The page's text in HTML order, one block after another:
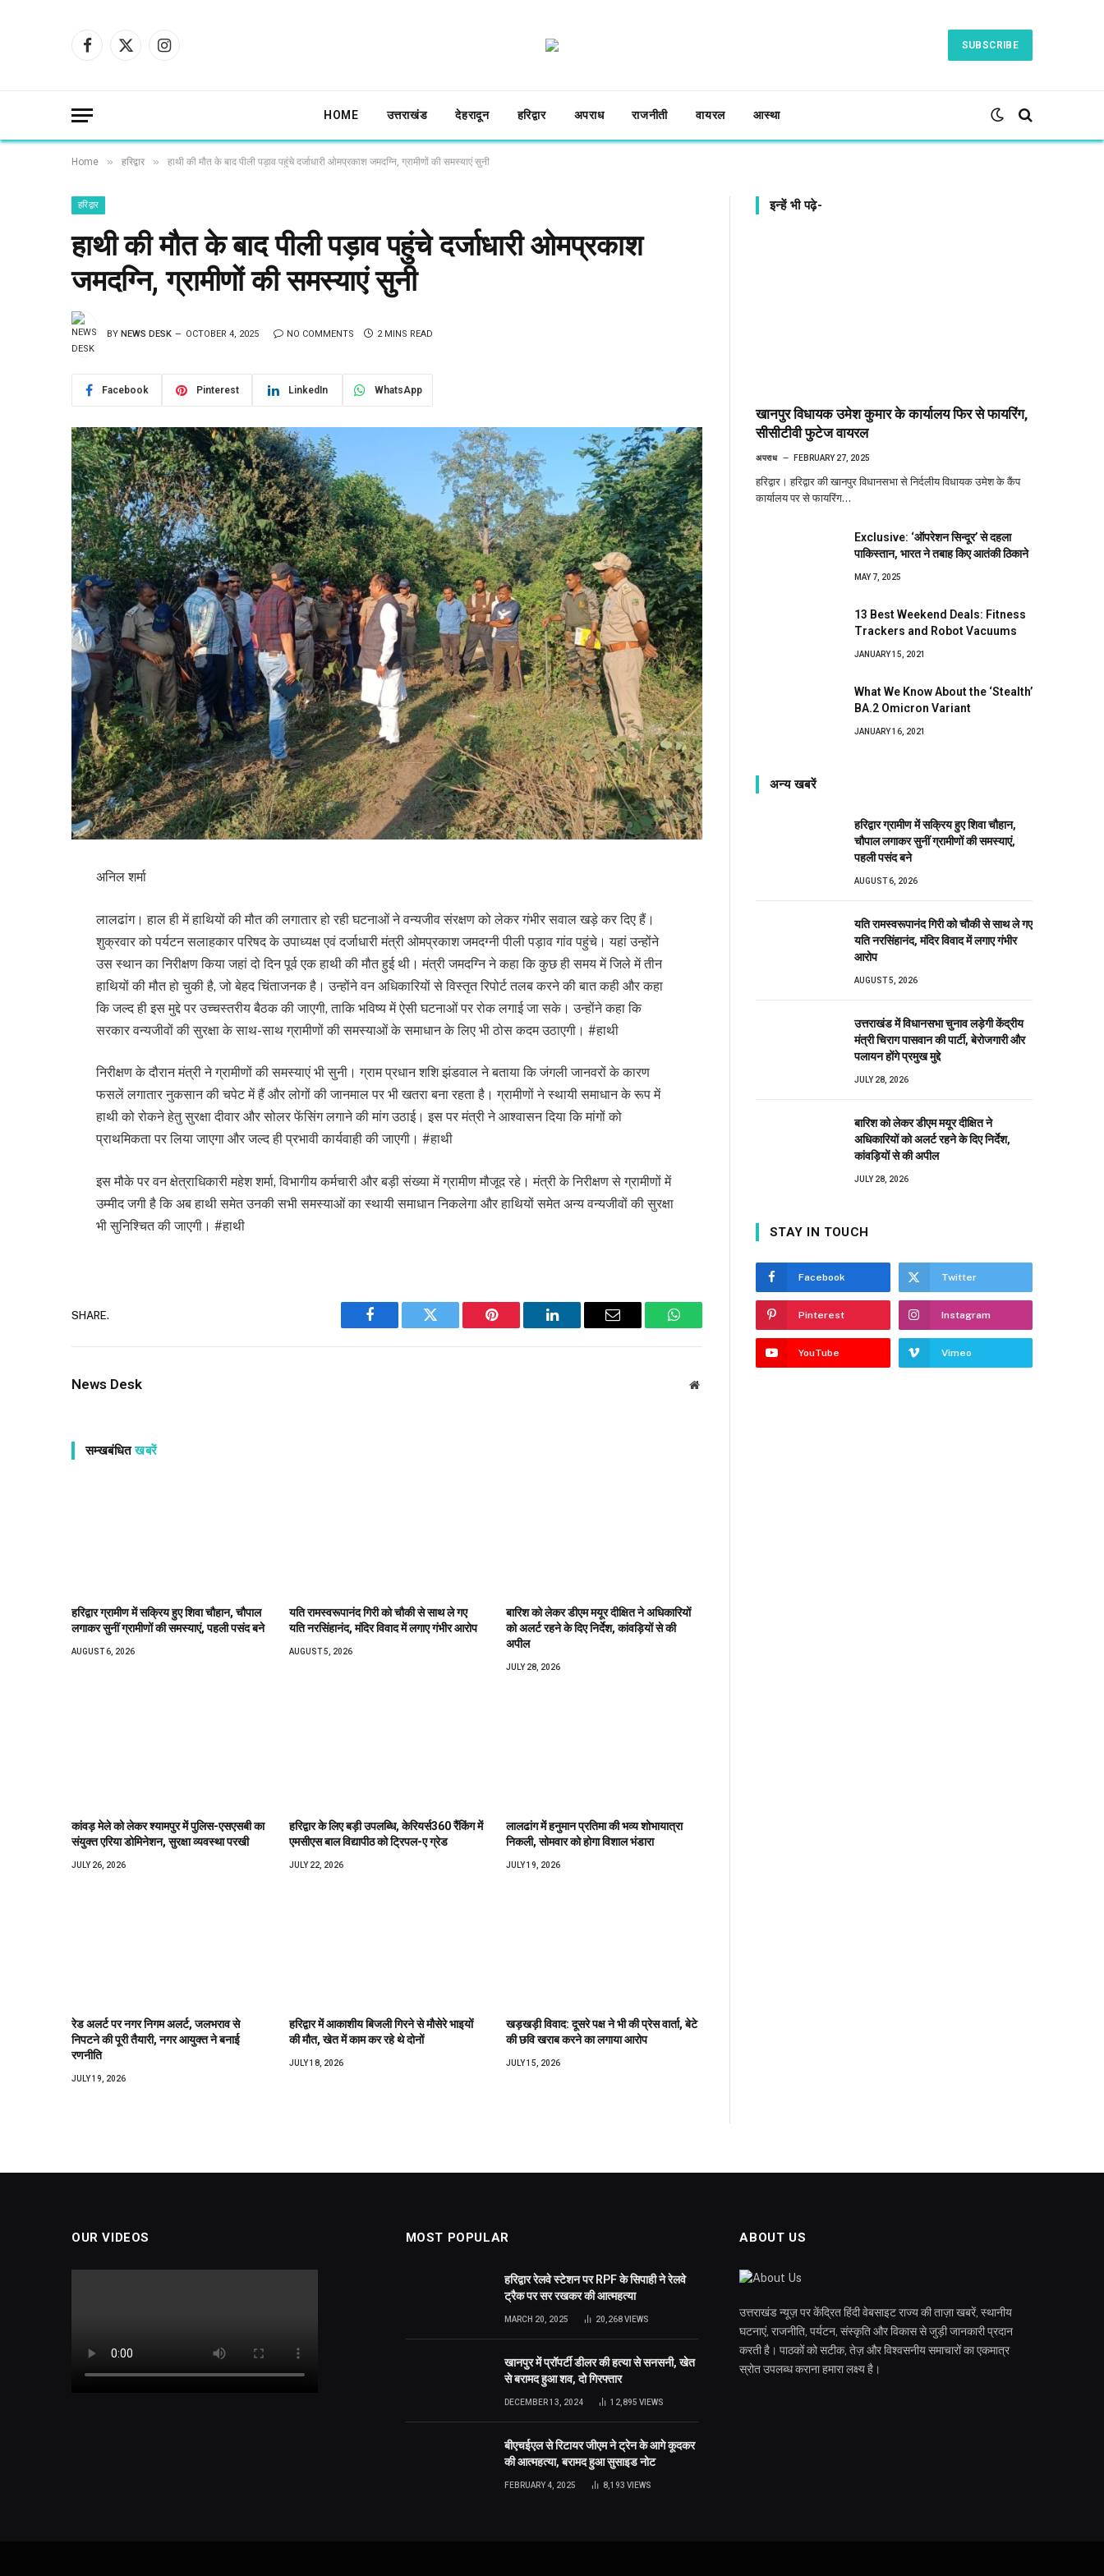
Facebook
X
Instagram
SUBSCRIBE
HOME उत्तराखंड देहरादून हरिद्वार अपराध राजनीती वायरल आस्था
Home » हरिद्वार » हाथी की मौत के बाद पीली पड़ाव पहुंचे दर्जाधारी ओमप्रकाश जमदग्नि, ग्रामीणों की समस्याएं सुनी
हरिद्वार
हाथी की मौत के बाद पीली पड़ाव पहुंचे दर्जाधारी ओमप्रकाश
जमदग्नि, ग्रामीणों की समस्याएं सुनी
BY NEWS DESK OCTOBER 4, 2025 NO COMMENTS 2 MINS READ
Facebook Pinterest LinkedIn WhatsApp
अनिल शर्मा
लालढांग। हाल ही में हाथियों की मौत की लगातार हो रही घटनाओं ने वन्यजीव संरक्षण को लेकर गंभीर सवाल खड़े कर दिए हैं।
शुक्रवार को पर्यटन सलाहकार परिषद के उपाध्यक्ष एवं दर्जाधारी मंत्री ओमप्रकाश जमदग्नी पीली पड़ाव गांव पहुंचे। यहां उन्होंने
उस स्थान का निरीक्षण किया जहां दो दिन पूर्व एक हाथी की मौत हुई थी। मंत्री जमदग्नि ने कहा कि कुछ ही समय में जिले में तीन
हाथियों की मौत हो चुकी है, जो बेहद चिंताजनक है। उन्होंने वन अधिकारियों से विस्तृत रिपोर्ट तलब करने की बात कही और कहा
कि जल्द ही इस मुद्दे पर उच्चस्तरीय बैठक की जाएगी, ताकि भविष्य में ऐसी घटनाओं पर रोक लगाई जा सके। उन्होंने कहा कि
सरकार वन्यजीवों की सुरक्षा के साथ-साथ ग्रामीणों की समस्याओं के समाधान के लिए भी ठोस कदम उठाएगी। #हाथी
निरीक्षण के दौरान मंत्री ने ग्रामीणों की समस्याएं भी सुनी। ग्राम प्रधान शशि झंडवाल ने बताया कि जंगली जानवरों के कारण
फसलें लगातार नुकसान की चपेट में हैं और लोगों की जानमाल पर भी खतरा बना रहता है। ग्रामीणों ने स्थायी समाधान के रूप में
हाथी को रोकने हेतु सुरक्षा दीवार और सोलर फेंसिंग लगाने की मांग उठाई। इस पर मंत्री ने आश्वासन दिया कि मांगों को
प्राथमिकता पर लिया जाएगा और जल्द ही प्रभावी कार्यवाही की जाएगी। #हाथी
इस मौके पर वन क्षेत्राधिकारी महेश शर्मा, विभागीय कर्मचारी और बड़ी संख्या में ग्रामीण मौजूद रहे। मंत्री के निरीक्षण से ग्रामीणों में
उम्मीद जगी है कि अब हाथी समेत उनकी सभी समस्याओं का स्थायी समाधान निकलेगा और हाथियों समेत अन्य वन्यजीवों की सुरक्षा
भी सुनिश्चित की जाएगी। #हाथी
SHARE.
Facebook Twitter Pinterest LinkedIn Email WhatsApp
News Desk Website
सम्खबंधितखबरें
हरिद्वार ग्रामीण में सक्रिय हुए शिवा चौहान, चौपाल
लगाकर सुनीं ग्रामीणों की समस्याएं, पहली पसंद बने
AUGUST 6, 2026
यति रामस्वरूपानंद गिरी को चौकी से साथ ले गए
यति नरसिंहानंद, मंदिर विवाद में लगाए गंभीर आरोप
AUGUST 5, 2026
बारिश को लेकर डीएम मयूर दीक्षित ने अधिकारियों
को अलर्ट रहने के दिए निर्देश, कांवड़ियों से की
अपील
JULY 28, 2026
कांवड़ मेले को लेकर श्यामपुर में पुलिस-एसएसबी का
संयुक्त एरिया डोमिनेशन, सुरक्षा व्यवस्था परखी
JULY 26, 2026
हरिद्वार के लिए बड़ी उपलब्धि, केरियर्स360 रैंकिंग में
एमसीएस बाल विद्यापीठ को ट्रिपल-ए ग्रेड
JULY 22, 2026
लालढांग में हनुमान प्रतिमा की भव्य शोभायात्रा
निकली, सोमवार को होगा विशाल भंडारा
JULY 19, 2026
रेड अलर्ट पर नगर निगम अलर्ट, जलभराव से
निपटने की पूरी तैयारी, नगर आयुक्त ने बनाई
रणनीति
JULY 19, 2026
हरिद्वार में आकाशीय बिजली गिरने से मौसेरे भाइयों
की मौत, खेत में काम कर रहे थे दोनों
JULY 18, 2026
खड़खड़ी विवाद: दूसरे पक्ष ने भी की प्रेस वार्ता, बेटे
की छवि खराब करने का लगाया आरोप
JULY 15, 2026
इन्हें भी पढ़े-
खानपुर विधायक उमेश कुमार के कार्यालय फिर से फायरिंग,
सीसीटीवी फुटेज वायरल
अपराध FEBRUARY 27, 2025
हरिद्वार। हरिद्वार की खानपुर विधानसभा से निर्दलीय विधायक उमेश के कैंप
कार्यालय पर से फायरिंग…
Exclusive: ‘ऑपरेशन सिन्दूर’ से दहला
पाकिस्तान, भारत ने तबाह किए आतंकी ठिकाने
MAY 7, 2025
13 Best Weekend Deals: Fitness
Trackers and Robot Vacuums
JANUARY 15, 2021
What We Know About the ‘Stealth’
BA.2 Omicron Variant
JANUARY 16, 2021
अन्य खबरें
हरिद्वार ग्रामीण में सक्रिय हुए शिवा चौहान,
चौपाल लगाकर सुनीं ग्रामीणों की समस्याएं,
पहली पसंद बने
AUGUST 6, 2026
यति रामस्वरूपानंद गिरी को चौकी से साथ ले गए
यति नरसिंहानंद, मंदिर विवाद में लगाए गंभीर
आरोप
AUGUST 5, 2026
उत्तराखंड में विधानसभा चुनाव लड़ेगी केंद्रीय
मंत्री चिराग पासवान की पार्टी, बेरोजगारी और
पलायन होंगे प्रमुख मुद्दे
JULY 28, 2026
बारिश को लेकर डीएम मयूर दीक्षित ने
अधिकारियों को अलर्ट रहने के दिए निर्देश,
कांवड़ियों से की अपील
JULY 28, 2026
STAY IN TOUCH
Facebook Twitter
Pinterest Instagram
YouTube Vimeo
OUR VIDEOS MOST POPULAR
हरिद्वार रेलवे स्टेशन पर RPF के सिपाही ने रेलवे
ट्रैक पर सर रखकर की आत्महत्या
MARCH 20, 2025 20,268VIEWS
खानपुर में प्रॉपर्टी डीलर की हत्या से सनसनी, खेत
से बरामद हुआ शव, दो गिरफ्तार
DECEMBER 13, 2024 12,895 VIEWS
बीएचईएल से रिटायर जीएम ने ट्रेन के आगे कूदकर
की आत्महत्या, बरामद हुआ सुसाइड नोट
FEBRUARY 4, 2025 8,193 VIEWS
ABOUT US
उत्तराखंड न्यूज़ पर केंद्रित हिंदी वेबसाइट राज्य की ताज़ा खबरें, स्थानीय
घटनाएं, राजनीति, पर्यटन, संस्कृति और विकास से जुड़ी जानकारी प्रदान
करती है। पाठकों को सटीक, तेज़ और विश्वसनीय समाचारों का एकमात्र
स्रोत उपलब्ध कराना हमारा लक्ष्य है।